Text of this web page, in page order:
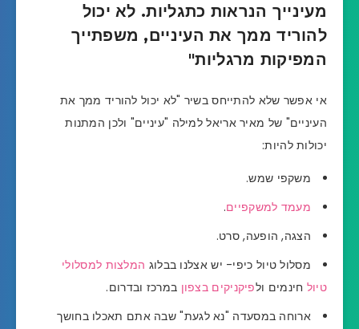
מעינייך הנראות כתגליות. לא יכול
להוריד ממך את העיניים, משפתייך
המפיקות מרגליות"
אי אפשר שלא להתייחס בשיר "לא יכול להוריד ממך את
העיניים" של מאיר אריאל למילה "עיניים" ולכן המתנות
יכולות להיות:
משקפי שמש.
מעמד למשקפיים.
הצגה, הופעה, סרט.
מסלול טיול כיפי- יש אצלנו בבלוג המלצות למסלולי
טיול חינמים ולפיקניקים בצפון במרכז ובדרום.
ארוחה במסעדה "נא לגעת" שבה אתם תאכלו בחושך